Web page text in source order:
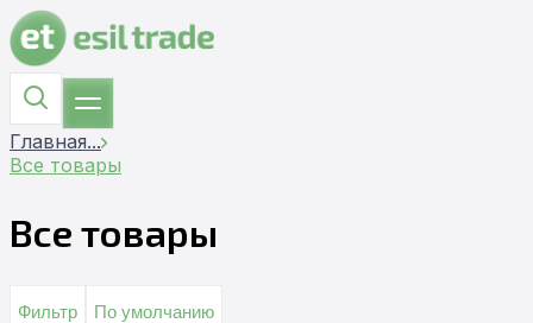
Главная...
Все товары
Все товары
Фильтр По умолчанию